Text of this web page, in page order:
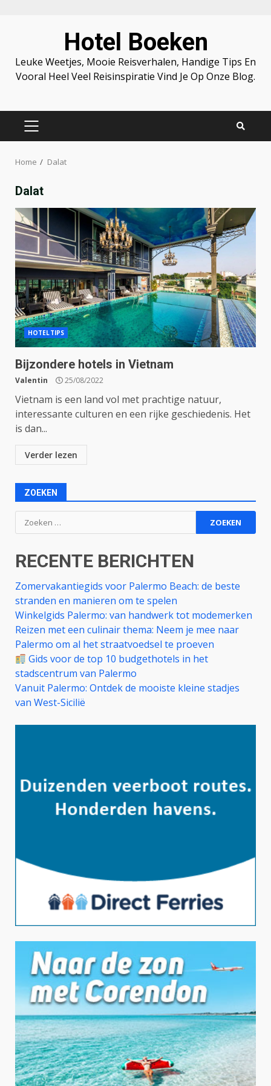
Hotel Boeken
Leuke Weetjes, Mooie Reisverhalen, Handige Tips En
Vooral Heel Veel Reisinspiratie Vind Je Op Onze Blog.
PRIMARY
Home Dalat
Dalat
HOTELTIPS
Bijzondere hotels in Vietnam
Valentin 25/08/2022
Vietnam is een land vol met prachtige natuur,
interessante culturen en een rijke geschiedenis. Het
is dan...
Verder lezen
ZOEKEN
Zoeken
naar:
RECENTE BERICHTEN
Zomervakantiegids voor Palermo Beach: de beste
stranden en manieren om te spelen
Winkelgids Palermo: van handwerk tot modemerken
Reizen met een culinair thema: Neem je mee naar
Palermo om al het straatvoedsel te proeven
Gids voor de top 10 budgethotels in het
stadscentrum van Palermo
Vanuit Palermo: Ontdek de mooiste kleine stadjes
van West-Sicilië